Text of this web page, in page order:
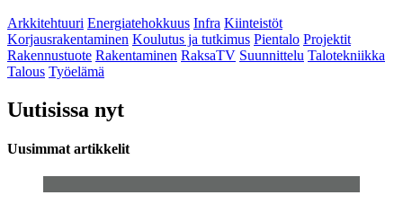
Arkkitehtuuri Energiatehokkuus Infra Kiinteistöt
Korjausrakentaminen Koulutus ja tutkimus Pientalo Projektit
Rakennustuote Rakentaminen RaksaTV Suunnittelu Talotekniikka
Talous Työelämä
Uutisissa nyt
Uusimmat artikkelit